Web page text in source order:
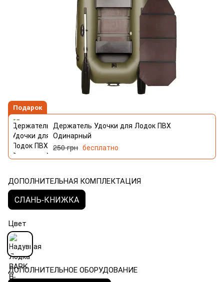
Подарок
Держатель Удочки для Лодок ПВХ
Одинарный
250 грн бесплатно
ДОПОЛНИТЕЛЬНАЯ КОМПЛЕКТАЦИЯ
СЛАНЬ-КНИЖКА
Цвет
ДОПОЛНИТЕЛЬНОЕ ОБОРУДОВАНИЕ